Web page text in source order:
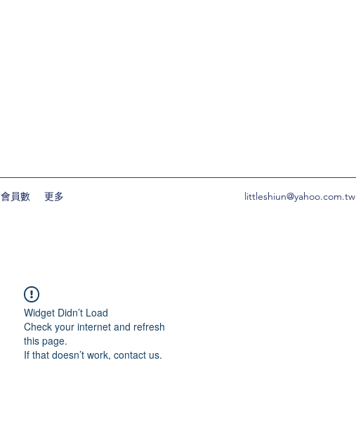
會員數 更多 littleshiun@yahoo.com.tw
Widget Didn’t Load
Check your internet and refresh
this page.
If that doesn’t work, contact us.